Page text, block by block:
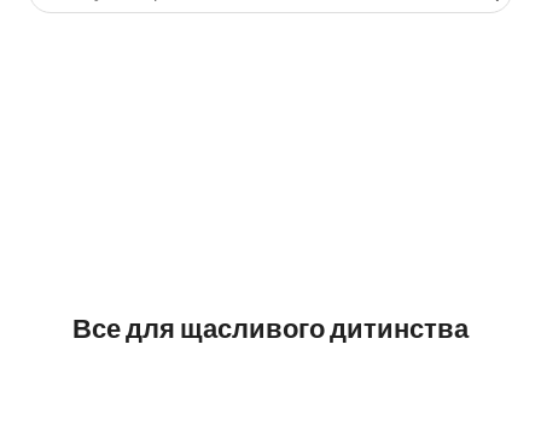
Все для щасливого дитинства